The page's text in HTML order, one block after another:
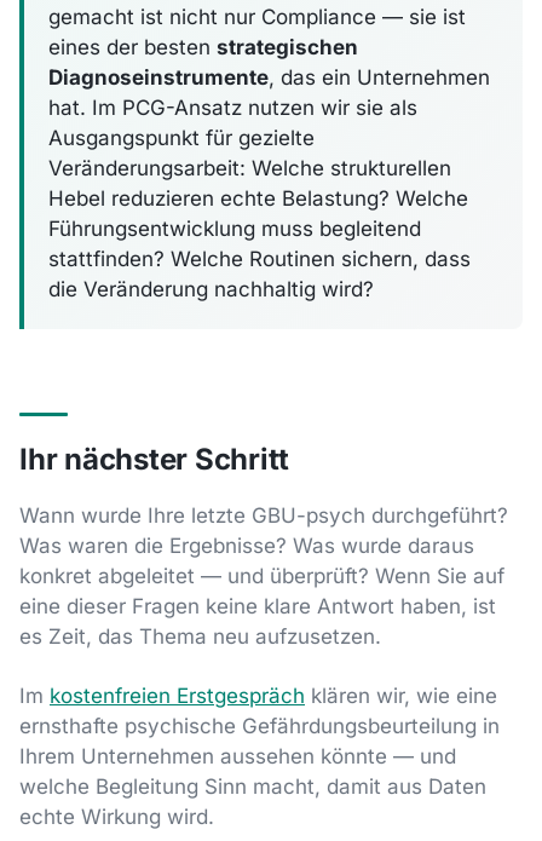
gemacht ist nicht nur Compliance — sie ist
eines der besten strategischen
Diagnoseinstrumente, das ein Unternehmen
hat. Im PCG-Ansatz nutzen wir sie als
Ausgangspunkt für gezielte
Veränderungsarbeit: Welche strukturellen
Hebel reduzieren echte Belastung? Welche
Führungsentwicklung muss begleitend
stattfinden? Welche Routinen sichern, dass
die Veränderung nachhaltig wird?
Ihr nächster Schritt
Wann wurde Ihre letzte GBU-psych durchgeführt?
Was waren die Ergebnisse? Was wurde daraus
konkret abgeleitet — und überprüft? Wenn Sie auf
eine dieser Fragen keine klare Antwort haben, ist
es Zeit, das Thema neu aufzusetzen.
Im kostenfreien Erstgespräch klären wir, wie eine
ernsthafte psychische Gefährdungsbeurteilung in
Ihrem Unternehmen aussehen könnte — und
welche Begleitung Sinn macht, damit aus Daten
echte Wirkung wird.